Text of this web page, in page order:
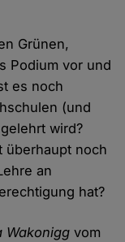
Grünen,
Podium vor und
es noch
(und
wird?
überhaupt noch
an
hat?
Wakonigg vom